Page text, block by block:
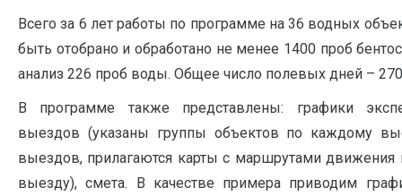
Всего за 6 лет работы по программе на 36 водных
быть отобрано и обработано не менее 1400 проб
анализ 226 проб воды. Общее число полевых дней –
В программе также представлены: графики
выездов (указаны группы объектов по каждому
выездов, прилагаются карты с маршрутами
выезду), смета. В качестве примера приводим